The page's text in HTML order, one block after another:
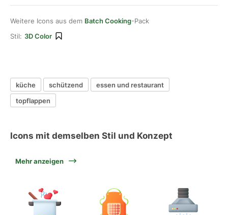
Weitere Icons aus dem Batch Cooking-Pack
Stil: 3D Color
küche schützend
essen und restaurant
topflappen
Icons mit demselben Stil und Konzept
Mehr anzeigen